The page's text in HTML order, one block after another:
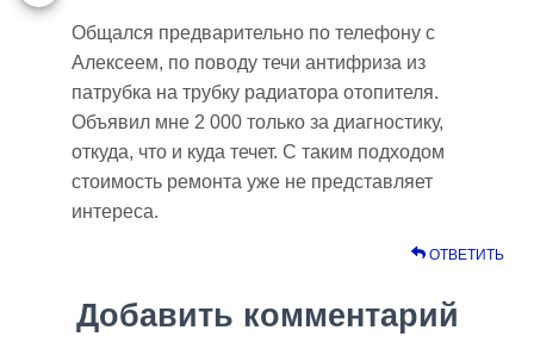
Общался предварительно по телефону с
Алексеем, по поводу течи антифриза из
патрубка на трубку радиатора отопителя.
Объявил мне 2 000 только за диагностику,
откуда, что и куда течет. С таким подходом
стоимость ремонта уже не представляет
интереса.
ОТВЕТИТЬ
Добавить комментарий